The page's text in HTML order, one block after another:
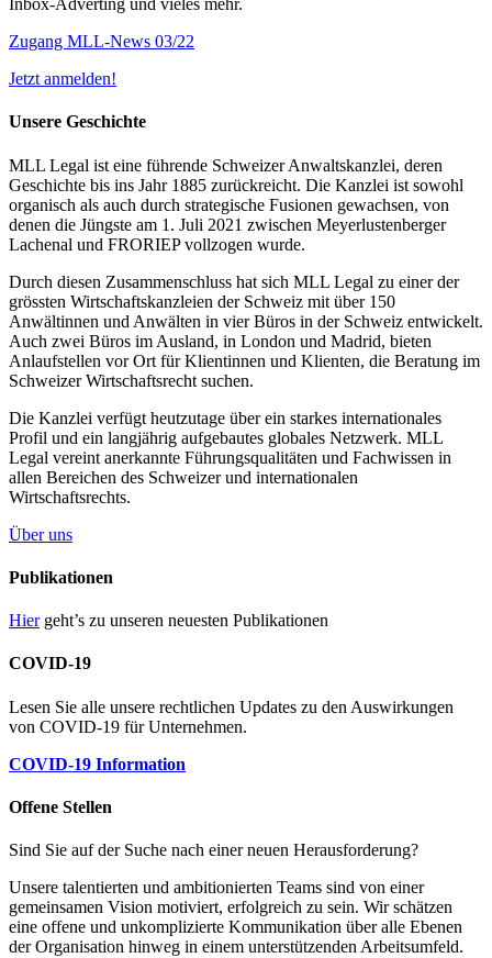
Inbox-Adverting und vieles mehr.
Zugang MLL-News 03/22
Jetzt anmelden!
Unsere Geschichte
MLL Legal ist eine führende Schweizer Anwaltskanzlei, deren
Geschichte bis ins Jahr 1885 zurückreicht. Die Kanzlei ist sowohl
organisch als auch durch strategische Fusionen gewachsen, von
denen die Jüngste am 1. Juli 2021 zwischen Meyerlustenberger
Lachenal und FRORIEP vollzogen wurde.
Durch diesen Zusammenschluss hat sich MLL Legal zu einer der
grössten Wirtschaftskanzleien der Schweiz mit über 150
Anwältinnen und Anwälten in vier Büros in der Schweiz entwickelt.
Auch zwei Büros im Ausland, in London und Madrid, bieten
Anlaufstellen vor Ort für Klientinnen und Klienten, die Beratung im
Schweizer Wirtschaftsrecht suchen.
Die Kanzlei verfügt heutzutage über ein starkes internationales
Profil und ein langjährig aufgebautes globales Netzwerk. MLL
Legal vereint anerkannte Führungsqualitäten und Fachwissen in
allen Bereichen des Schweizer und internationalen
Wirtschaftsrechts.
Über uns
Publikationen
Hiergeht’s zu unseren neuesten Publikationen
COVID-19
Lesen Sie alle unsere rechtlichen Updates zu den Auswirkungen
von COVID-19 für Unternehmen.
COVID-19 Information
Offene Stellen
Sind Sie auf der Suche nach einer neuen Herausforderung?
Unsere talentierten und ambitionierten Teams sind von einer
gemeinsamen Vision motiviert, erfolgreich zu sein. Wir schätzen
eine offene und unkomplizierte Kommunikation über alle Ebenen
der Organisation hinweg in einem unterstützenden Arbeitsumfeld.